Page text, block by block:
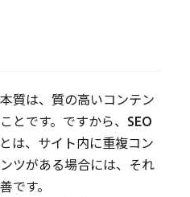
質は、質の高いコンテン
とです。ですから、SEO
は、サイト内に重複コン
ツがある場合には、それ
です。